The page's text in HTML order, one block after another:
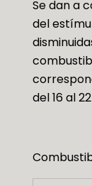
Se dan a
del
del 16 al